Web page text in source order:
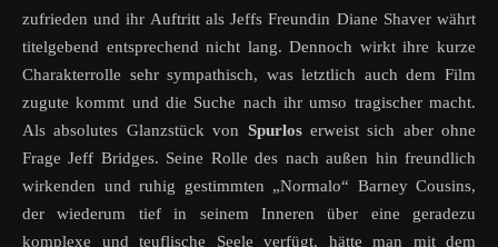
zufrieden und ihr Auftritt als Jeffs Freundin Diane Shaver währt
titelgebend entsprechend nicht lang. Dennoch wirkt ihre kurze
Charakterrolle sehr sympathisch, was letztlich auch dem Film
zugute kommt und die Suche nach ihr umso tragischer macht.
Als absolutes Glanzstück von Spurloserweist sich aber ohne
Frage Jeff Bridges. Seine Rolle des nach außen hin freundlich
wirkenden und ruhig gestimmten „Normalo“ Barney Cousins,
der wiederum tief in seinem Inneren über eine geradezu
komplexe und teuflische Seele verfügt, hätte man mit dem